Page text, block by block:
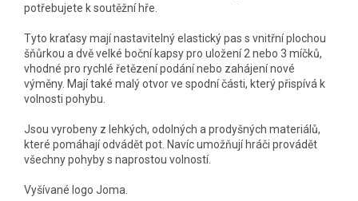
potřebujete k soutěžní hře.
Tyto kraťasy mají nastavitelný elastický pas s vnitřní plochou
šňůrkou a dvě velké boční kapsy pro uložení 2 nebo 3 míčků,
vhodné pro rychlé řetězení podání nebo zahájení nové
výměny. Mají také malý otvor ve spodní části, který přispívá k
volnosti pohybu.
Jsou vyrobeny z lehkých, odolných a prodyšných materiálů,
které pomáhají odvádět pot. Navíc umožňují hráči provádět
všechny pohyby s naprostou volností.
Vyšívané logo Joma.